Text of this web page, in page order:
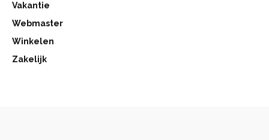
Vakantie
Webmaster
Winkelen
Zakelijk